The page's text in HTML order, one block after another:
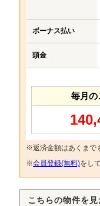
ボーナス払い
頭金
毎月の
※返済金額はあくまで
※会員登録(無料)をし
こちらの物件を